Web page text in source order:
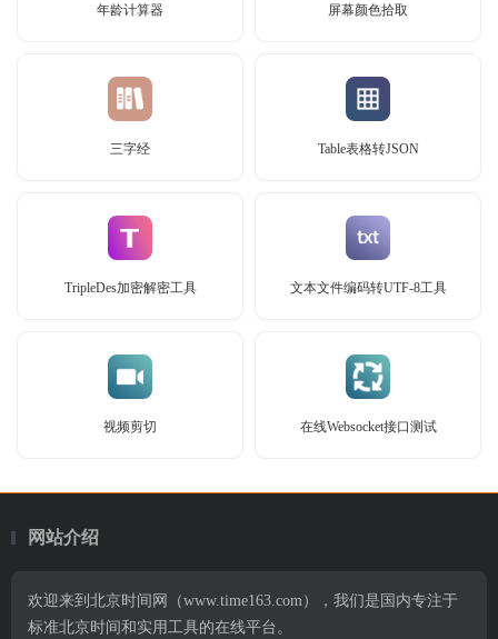
年龄计算器 屏幕颜色拾取
三字经 Table表格转JSON
TripleDes加密解密工具 文本文件编码转UTF-8工具
视频剪切 在线Websocket接口测试
网站介绍
欢迎来到北京时间网（www.time163.com），我们是国内专注于
标准北京时间和实用工具的在线平台。